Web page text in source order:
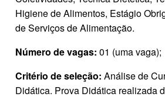
Higiene de Alimentos, Estágio
de Serviços de Alimentação.
Número de vagas: 01 (uma vaga);
Critério de seleção: Análise de
Didática. Prova Didática realizada